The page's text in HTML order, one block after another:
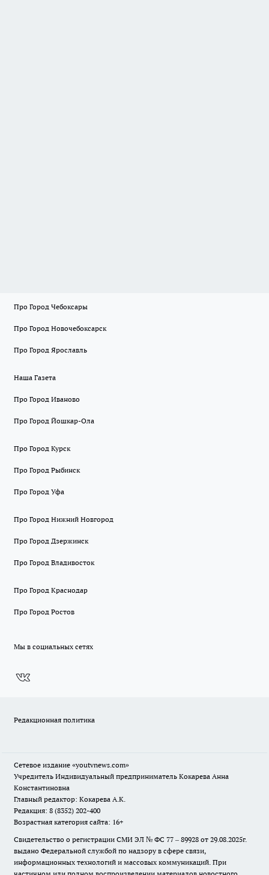
Про Город Чебоксары
Про Город Новочебоксарск
Про Город Ярославль
Наша Газета
Про Город Иваново
Про Город Йошкар-Ола
Про Город Курск
Про Город Рыбинск
Про Город Уфа
Про Город Нижний Новгород
Про Город Дзержинск
Про Город Владивосток
Про Город Краснодар
Про Город Ростов
Мы в социальных сетях
Редакционная политика
Сетевое издание «youtvnews.com»
Учредитель Индивидуальный предприниматель Кокарева Анна
Константиновна
Главный редактор: Кокарева А.К.
Редакция: 8 (8352) 202-400
Возрастная категория сайта: 16+
Свидетельство о регистрации СМИ ЭЛ № ФС 77 – 89928 от 29.08.2025г.
выдано Федеральной службой по надзору в сфере связи,
информационных технологий и массовых коммуникаций. При